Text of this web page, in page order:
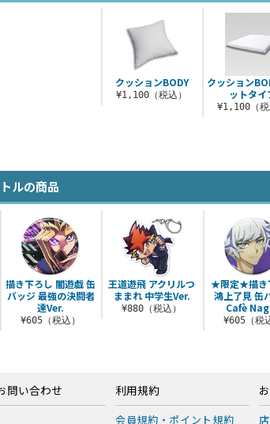
クッションBODY
¥1,100（税込）
クッション
ットタイ
¥1,100（税
ルの商品
王道遊飛 アクリルつ
ままれ 中学生Ver.
¥880（税込）
★限定★描き
鴻上了見 缶
Cafè
¥605（税
描き下ろし 闇遊戯 缶
バッジ 最強の決闘者
達Ver.
¥605（税込）
問い合わせ 利用規約
会員規約・ポイント規約